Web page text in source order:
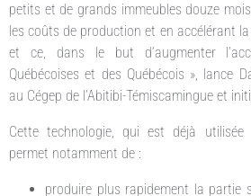
petits et de grands immeubles douze
les coûts de production et en accélérant
et ce, dans le but d’augmenter
Québécoises et des Québécois », lance
au Cégep de l’Abitibi-Témiscamingue et
Cette technologie, qui est déjà
permet notamment de :
produire plus rapidement la partie